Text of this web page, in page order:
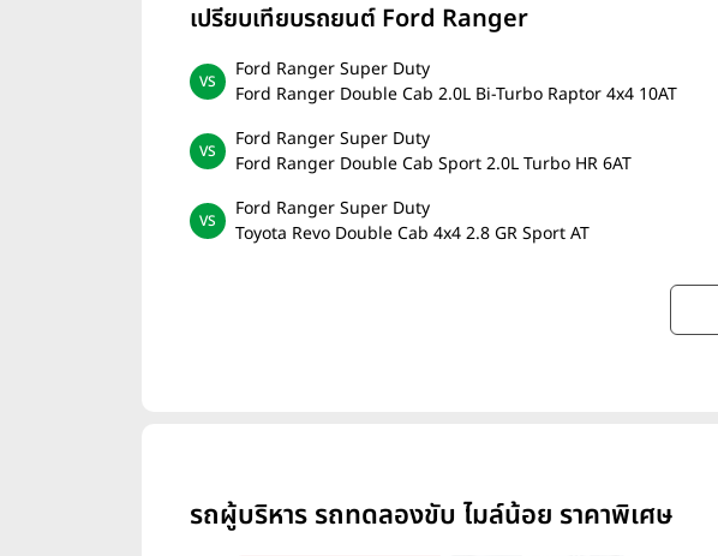
เปรียบเทียบรถยนต์ Ford Ranger
Ford Ranger Super Duty
Ford Ranger Double Cab 2.0L Bi-Turbo Raptor 4x4 10AT
Ford Ranger Super Duty
Ford Ranger Double Cab Sport 2.0L Turbo HR 6AT
Ford Ranger Super Duty
Toyota Revo Double Cab 4x4 2.8 GR Sport AT
รถผู้บริหาร รถทดลองขับ ไมล์น้อย ราคาพิเศษ